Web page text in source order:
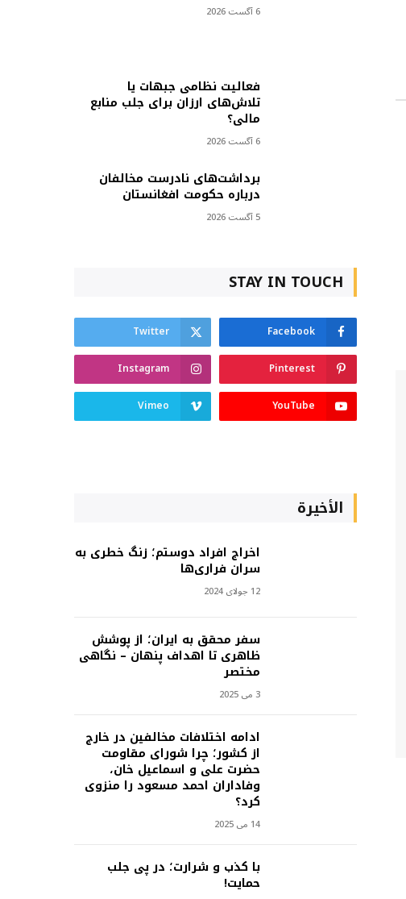
6 آگست 2026
فعالیت نظامی جبهات یا
تلاش‌های ارزان برای جلب منابع
مالی؟
6 آگست 2026
برداشت‌های نادرست مخالفان
درباره حکومت افغانستان
5 آگست 2026
STAY IN TOUCH
Facebook
Twitter
Pinterest
Instagram
YouTube
Vimeo
الأخيرة
اخراج افراد دوستم؛ زنگ خطری به
سران فراری‌ها
12 جولای 2024
سفر محقق به ایران؛ از پوشش
ظاهری تا اهداف پنهان – نگاهی
مختصر
3 می 2025
ادامه اختلافات مخالفین در خارج
از کشور؛ چرا شورای مقاومت
حضرت علی و اسماعیل خان،
وفاداران احمد مسعود را منزوی
کرد؟
14 می 2025
با کذب و شرارت؛ در پی جلب
حمایت!